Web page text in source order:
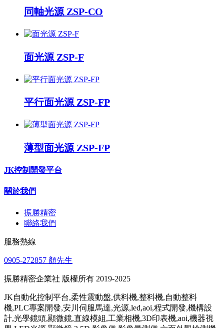
同軸光源 ZSP-CO
面光源 ZSP-F
平行面光源 ZSP-FP
薄型面光源 ZSP-FP
JK控制開發平台
關於我們
振勝精密
聯絡我們
服務熱線
0905-272857 顏先生
振勝精密企業社 版權所有 2019-2025
JK自動化控制平台,柔性震動盤,供料機,整料機,自動整料
機,PLC專案開發,安川伺服馬達,光源,led,aoi,程式開發,機構設
計,光學鏡頭,顯微鏡,直線模組,工業相機,3D印表機,aoi,機器視